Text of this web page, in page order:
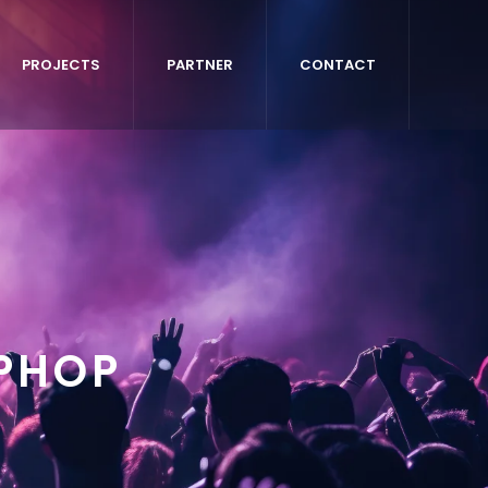
PROJECTS PARTNER CONTACT